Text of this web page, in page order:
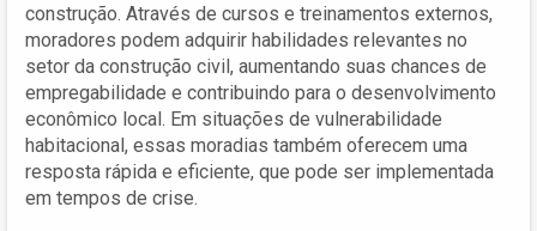
construção. Através de cursos e treinamentos externos,
moradores podem adquirir habilidades relevantes no
setor da construção civil, aumentando suas chances de
empregabilidade e contribuindo para o desenvolvimento
econômico local. Em situações de vulnerabilidade
habitacional, essas moradias também oferecem uma
resposta rápida e eficiente, que pode ser implementada
em tempos de crise.